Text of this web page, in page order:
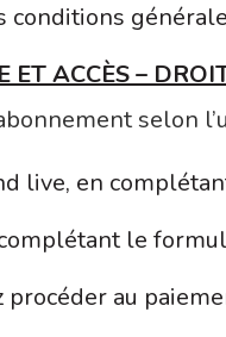
ACCÈS –
selon
live, en
le
au